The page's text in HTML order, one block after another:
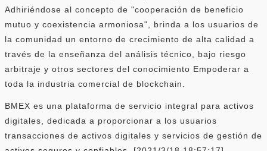
Adhiriéndose al concepto de "cooperación de beneficio
mutuo y coexistencia armoniosa", brinda a los usuarios de
la comunidad un entorno de crecimiento de alta calidad a
través de la enseñanza del análisis técnico, bajo riesgo
arbitraje y otros sectores del conocimiento Empoderar a
toda la industria comercial de blockchain.
BMEX es una plataforma de servicio integral para activos
digitales, dedicada a proporcionar a los usuarios
transacciones de activos digitales y servicios de gestión de